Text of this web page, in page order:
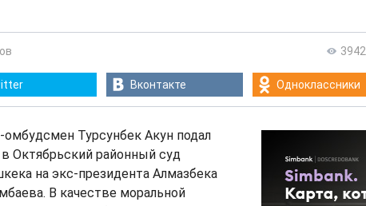
3942
Вконтакте Одноклассники
омбудсмен Турсунбек Акун подал
в Октябрьский районный суд
на экс-президента Алмазбека
В качестве моральной